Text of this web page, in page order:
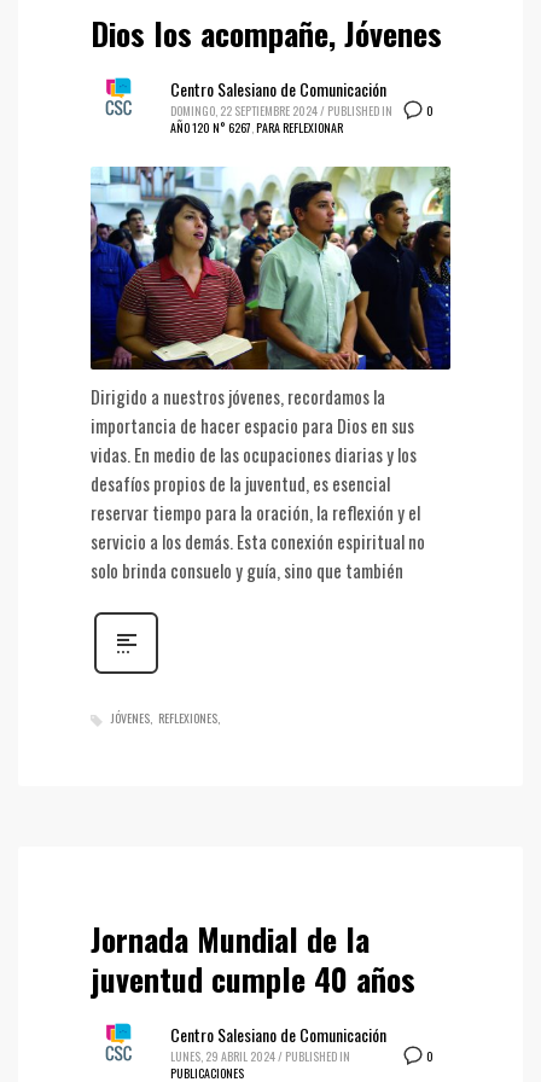
Dios los acompañe, Jóvenes
0
Centro Salesiano de Comunicación
DOMINGO, 22 SEPTIEMBRE 2024/ PUBLISHED IN
AÑO 120 N° 6267,PARA REFLEXIONAR
Dirigido a nuestros jóvenes, recordamos la
importancia de hacer espacio para Dios en sus
vidas. En medio de las ocupaciones diarias y los
desafíos propios de la juventud, es esencial
reservar tiempo para la oración, la reflexión y el
servicio a los demás. Esta conexión espiritual no
solo brinda consuelo y guía, sino que también
JÓVENES REFLEXIONES
Jornada Mundial de la
juventud cumple 40 años
0
Centro Salesiano de Comunicación
LUNES, 29 ABRIL 2024/ PUBLISHED IN
PUBLICACIONES